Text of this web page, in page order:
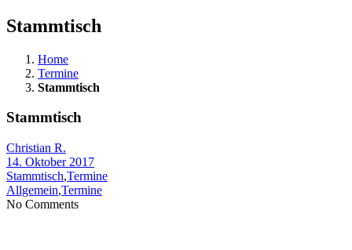
Stammtisch
Home
Termine
Stammtisch
Stammtisch
Christian R.
14. Oktober 2017
Stammtisch,Termine
Allgemein,Termine
No Comments